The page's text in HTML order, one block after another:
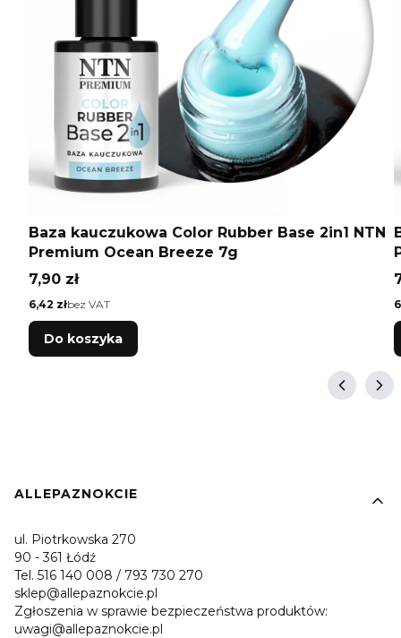
Baza kauczukowa Color Rubber Base 2in1 NTN
Premium Ocean Breeze 7g
Cena
7,90 zł
Cena
6,42 złbez VAT
Do koszyka
Linki w stopce
ALLEPAZNOKCIE
ul. Piotrkowska 270
90 - 361 Łódź
Tel. 516 140 008 / 793 730 270
sklep@allepaznokcie.pl
Zgłoszenia w sprawie bezpieczeństwa produktów:
uwagi@allepaznokcie.pl